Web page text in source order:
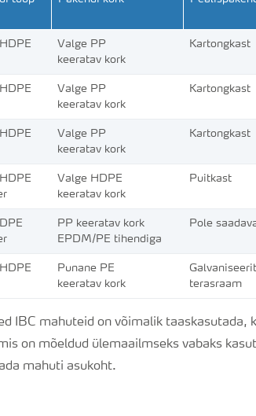
Valge PP
keeratav kork
Kartongkast
Valge PP
keeratav kork
Kartongkast
Valge PP
keeratav kork
Kartongkast
Valge HDPE
keeratav kork
Puitkast
PP keeratav kork
EPDM/PE tihendiga
Pole
Punane PE
keeratav kork
terasraam
IBC mahuteid on võimalik taaskasutada,
on mõeldud ülemaailmseks vabaks
mahuti asukoht.